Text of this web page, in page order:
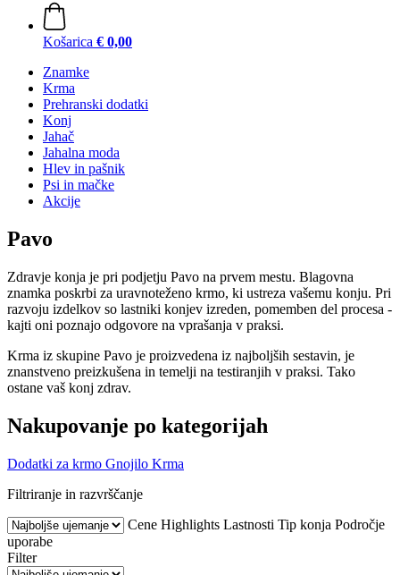
Košarica € 0,00
Znamke
Krma
Prehranski dodatki
Konj
Jahač
Jahalna moda
Hlev in pašnik
Psi in mačke
Akcije
Pavo
Zdravje konja je pri podjetju Pavo na prvem mestu. Blagovna
znamka poskrbi za uravnoteženo krmo, ki ustreza vašemu konju. Pri
razvoju izdelkov so lastniki konjev izreden, pomemben del procesa -
kajti oni poznajo odgovore na vprašanja v praksi.
Krma iz skupine Pavo je proizvedena iz najboljših sestavin, je
znanstveno preizkušena in temelji na testiranjih v praksi. Tako
ostane vaš konj zdrav.
Nakupovanje po kategorijah
Dodatki za krmo Gnojilo Krma
Filtriranje in razvrščanje
Cene Highlights Lastnosti Tip konja Področje
uporabe
Filter